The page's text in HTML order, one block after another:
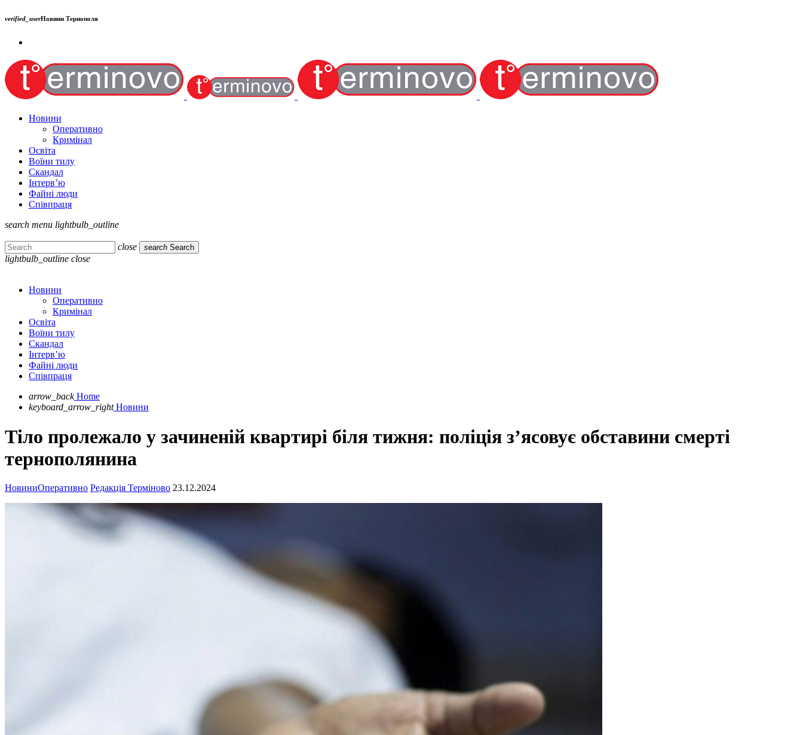
verified_userНовини Тернополя
Новини
Оперативно
Кримінал
Освіта
Воїни тилу
Скандал
Інтерв’ю
Файні люди
Співпраця
search menu lightbulb_outline
close search Search
lightbulb_outline close
Новини
Оперативно
Кримінал
Освіта
Воїни тилу
Скандал
Інтерв’ю
Файні люди
Співпраця
arrow_back Home
keyboard_arrow_right Новини
Тіло пролежало у зачиненій квартирі біля тижня: поліція з’ясовує обставини смерті
тернополянина
НовиниОперативно Редакція Терміново 23.12.2024